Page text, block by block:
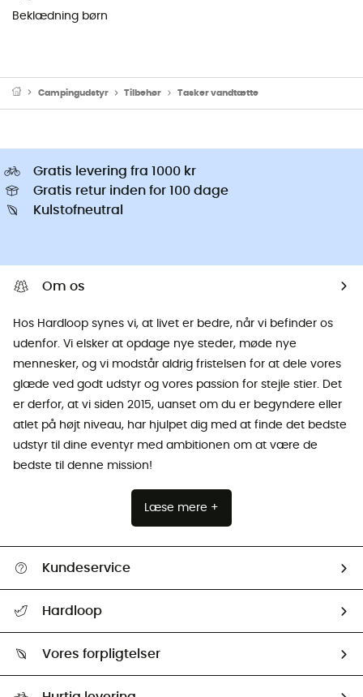
Beklædning børn
Campingudstyr Tilbehør Tasker vandtætte
Gratis levering fra 1000 kr
Gratis retur inden for 100 dage
Kulstofneutral
Om os
Hos Hardloop synes vi, at livet er bedre, når vi befinder os
udenfor. Vi elsker at opdage nye steder, møde nye
mennesker, og vi modstår aldrig fristelsen for at dele vores
glæde ved godt udstyr og vores passion for stejle stier. Det
er derfor, at vi siden 2015, uanset om du er begyndere eller
atlet på højt niveau, har hjulpet dig med at finde det bedste
udstyr til dine eventyr med ambitionen om at være de
bedste til denne mission!
Læse mere +
Kundeservice
Returnering & Tilbagebetaling
Hardloop
Our ambassadors
Vores forpligtelser